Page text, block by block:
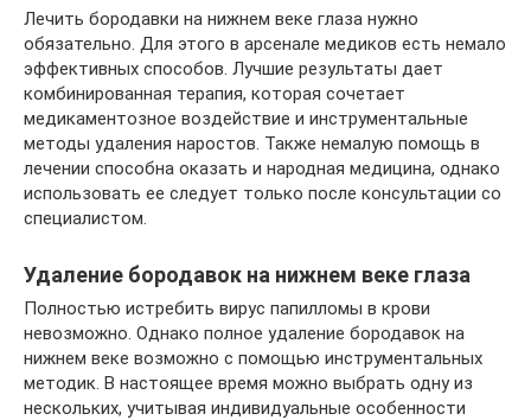
Лечить бородавки на нижнем веке глаза нужно
обязательно. Для этого в арсенале медиков есть немало
эффективных способов. Лучшие результаты дает
комбинированная терапия, которая сочетает
медикаментозное воздействие и инструментальные
методы удаления наростов. Также немалую помощь в
лечении способна оказать и народная медицина, однако
использовать ее следует только после консультации со
специалистом.
Удаление бородавок на нижнем веке глаза
Полностью истребить вирус папилломы в крови
невозможно. Однако полное удаление бородавок на
нижнем веке возможно с помощью инструментальных
методик. В настоящее время можно выбрать одну из
нескольких, учитывая индивидуальные особенности